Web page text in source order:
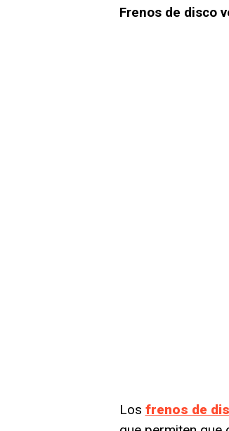
Frenos de disco
Los frenos de